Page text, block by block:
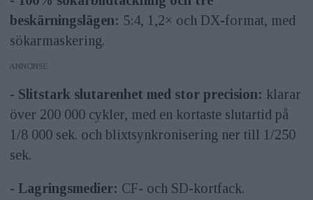
beskärningslägen: 5:4, 1,2× och DX-format, med
sökarmaskering.
ANNONS
- Slitstark slutarenhet med stor precision: klarar
över 200 000 cykler, med en kortaste slutartid på
1/8 000 sek. och blixtsynkronisering ner till 1/250
sek.
- Lagringsmedier: CF- och SD-kortfack.